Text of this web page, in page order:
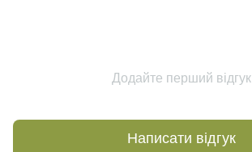
Додайте перший відгук
Написати відгук